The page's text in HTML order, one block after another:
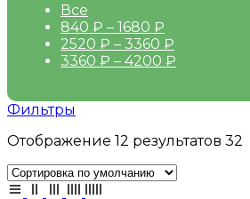
Все
840 ₽ – 1680 ₽
2520 ₽ – 3360 ₽
3360 ₽ – 4200 ₽
Фильтры
Отображение 12 результатов 32